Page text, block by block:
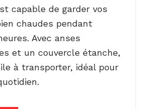
capable de garder vos
chaudes pendant
Avec anses
et un couvercle étanche,
à transporter, idéal pour